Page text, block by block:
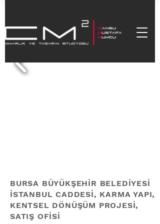
BURSA BÜYÜKŞEHİR BELEDİYESİ
İSTANBUL CADDESİ, KARMA YAPI,
KENTSEL DÖNÜŞÜM PROJESİ,
SATIŞ OFİSİ